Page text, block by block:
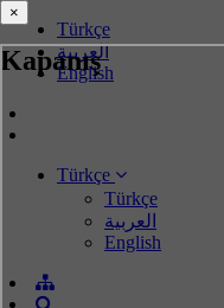
Kapanış
Türkçe
العربية
English
Türkçe
Türkçe
العربية
English
×